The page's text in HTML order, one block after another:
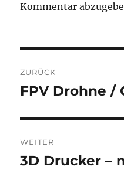
Kommentar
ZURÜCK
Vorheriger
FPV Drohne /
WEITER
Nächster
3D Drucker –